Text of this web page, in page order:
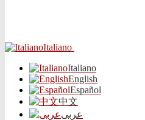
Italiano
Italiano
English
Español
中文
عربى